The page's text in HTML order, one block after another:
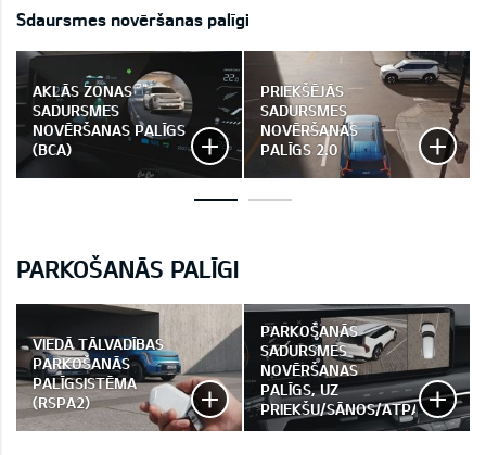
Sdaursmes novēršanas palīgi
AKLĀS ZONAS
SADURSMES
NOVĒRŠANAS PALĪGS
(BCA)
PRIEKŠĒJĀS
SADURSMES
NOVĒRŠANAS
PALĪGS 2.0
PARKOŠANĀS PALĪGI
VIEDĀ TĀLVADĪBAS
PARKOŠANĀS
PALĪGSISTĒMA
(RSPA2)
PARKOŠANĀS
SADURSMES
NOVĒRŠANAS
PALĪGS, UZ
PRIEKŠU/SĀNOS/